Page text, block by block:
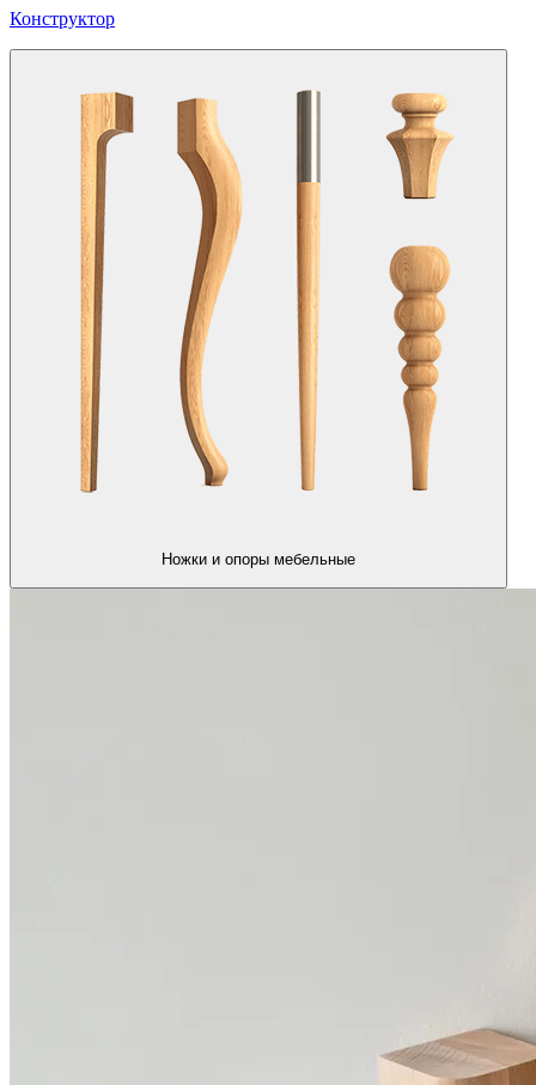
Конструктор
Ножки и опоры мебельные